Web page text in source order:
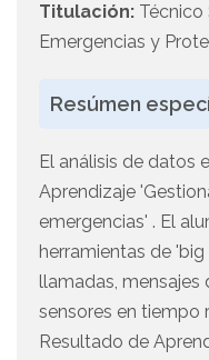
Titulación: Técnico
Emergencias y
Resúmen
El análisis de datos
Aprendizaje
emergencias' . El
herramientas de
llamadas, mensajes
sensores en tiempo
Resultado de